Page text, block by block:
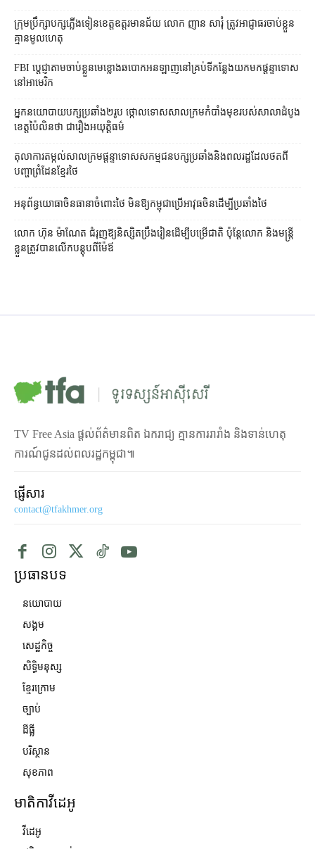
ក្រុមប្រឹក្សា​បក្ស​ភ្លើងទៀន​ខេត្ត​ឧត្ដរមានជ័យ លោក ញាន សារុំ ត្រូវ​អាជ្ញាធរ​ចាប់ខ្លួន​
គ្មាន​មូលហេតុ
FBI ប្ដេជ្ញា​តាម​ចាប់ខ្លួន​មេខ្លោង​ឆបោក​អនឡាញ​នៅ​គ្រប់​ទីកន្លែង​យក​មក​ផ្ដន្ទាទោស​
នៅ​អាមេរិក
អ្នកនយោបាយ​បក្ស​ប្រឆាំង​២​រូប ថ្កោលទោស​សាលក្រម​កំបាំងមុខ​របស់​សាលាដំបូង​
ខេត្ត​ប៉ៃលិន​ថា ជា​រឿង​អយុត្តិធម៌
តុលាការ​តម្កល់​សាលក្រម​ផ្ដន្ទាទោស​សកម្មជន​បក្ស​ប្រឆាំង​និង​ពលរដ្ឋ​ដែល​ថត​ពី​
បញ្ហា​ព្រំដែន​ខ្មែរ​ថៃ
អនុព័ន្ធយោធា​ចិន​ធានា​ចំពោះ​ថៃ មិន​ឱ្យ​កម្ពុជា​ប្រើ​អាវុធ​ចិន​ដើម្បី​ប្រឆាំង​ថៃ ​
លោក ហ៊ុន ម៉ាណែត ជំរុញ​ឱ្យ​និស្សិត​ប្រឹងរៀន​ដើម្បី​បម្រើ​ជាតិ ប៉ុន្តែ​លោក និង​មន្ត្រី​​
ខ្លួន​ត្រូវ​បាន​លើក​បន្តុប​ពី​ម៉ែឪ
TV Free Asia ផ្ដល់ព័ត៌មានពិត ឯករាជ្យ គ្មានការរារាំង និងទាន់ហេតុ
ការណ៍ជូនដល់ពលរដ្ឋកម្ពុជា៕
ផ្ញើសារ
contact@tfakhmer.org
ប្រធានបទ
នយោបាយ
សង្គម
សេដ្ឋកិច្ច
សិទ្ធិមនុស្ស
ខ្មែរក្រោម
ច្បាប់
ដីធ្លី
បរិស្ថាន
សុខភាព
មាតិកាវីដេអូ
វីដេអូ